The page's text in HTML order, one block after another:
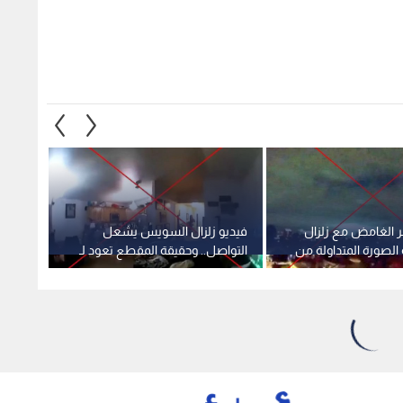
فيديو زلزال السويس يشعل
التواصل.. وحقيقة المقطع تعود لـ
2018
الغامض مع زلزال
المتداولة من